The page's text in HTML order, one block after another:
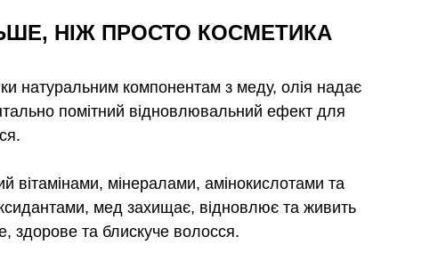
НІЖ ПРОСТО КОСМЕТИКА
натуральним компонентам з меду, олія надає
помітний відновлювальний ефект для
вітамінами, мінералами, амінокислотами та
мед захищає, відновлює та живить
здорове та блискуче волосся.